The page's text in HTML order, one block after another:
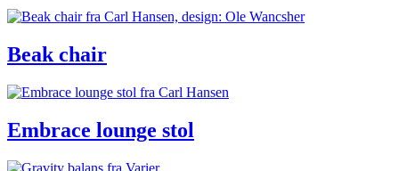
Beak chair
Embrace lounge stol